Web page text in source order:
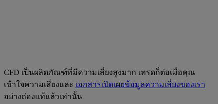
CFD เป็นผลิตภัณฑ์ที่มีความเสี่ยงสูงมาก เทรดก็ต่อเมื่อคุณ
เข้าใจความเสี่ยงและ เอกสารเปิดเผยข้อมูลความเสี่ยงของเรา
อย่างถ่องแท้แล้วเท่านั้น